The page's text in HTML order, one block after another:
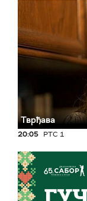
Тврђава
20:05 РТС 1